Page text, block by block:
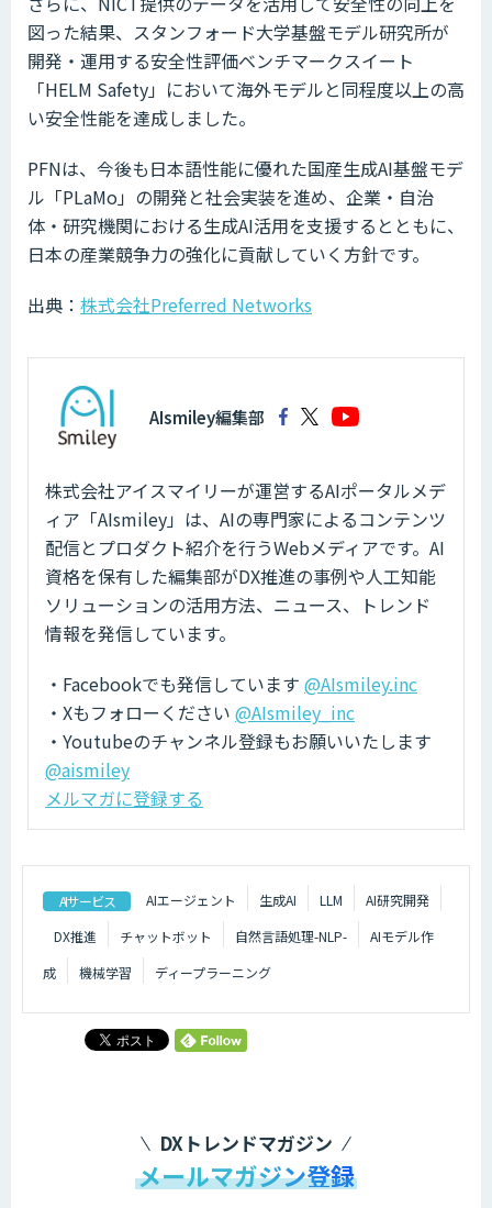
図った結果、スタンフォード大学基盤モデル研究所が
開発・運用する安全性評価ベンチマークスイート
「HELM Safety」において海外モデルと同程度以上の高
い安全性能を達成しました。
PFNは、今後も日本語性能に優れた国産生成AI基盤モデ
ル「PLaMo」の開発と社会実装を進め、企業・自治
体・研究機関における生成AI活用を支援するとともに、
日本の産業競争力の強化に貢献していく方針です。
出典： 株式会社Preferred Networks
AIsmiley編集部
株式会社アイスマイリーが運営するAIポータルメデ
ィア「AIsmiley」は、AIの専門家によるコンテンツ
配信とプロダクト紹介を行うWebメディアです。AI
資格を保有した編集部がDX推進の事例や人工知能
ソリューションの活用方法、ニュース、トレンド
情報を発信しています。
・Facebookでも発信しています @AIsmiley.inc
・Xもフォローください @AIsmiley_inc
・Youtubeのチャンネル登録もお願いいたします
@aismiley
メルマガに登録する
AIサービス AIエージェント 生成AI LLM
AI研究開発
DX推進
チャットボット 自然言語処理-NLP-
AIモデル作
成
機械学習 ディープラーニング
DXトレンドマガジン
メールマガジン登録